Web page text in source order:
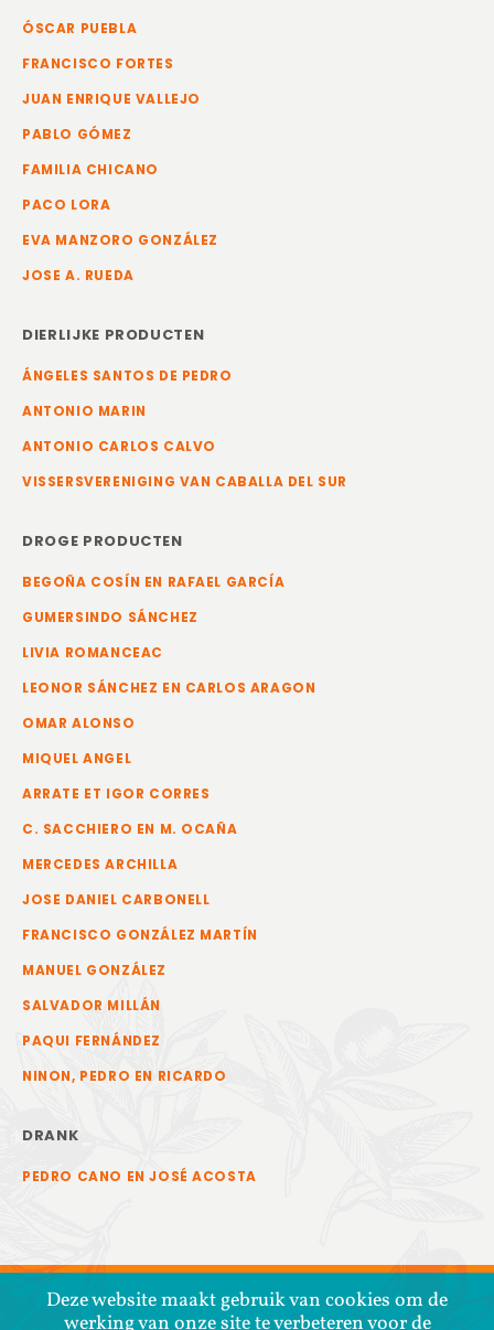
ÓSCAR PUEBLA
FRANCISCO FORTES
JUAN ENRIQUE VALLEJO
PABLO GÓMEZ
FAMILIA CHICANO
PACO LORA
EVA MANZORO GONZÁLEZ
JOSE A. RUEDA
DIERLIJKE PRODUCTEN
ÁNGELES SANTOS DE PEDRO
ANTONIO MARIN
ANTONIO CARLOS CALVO
VISSERSVERENIGING VAN CABALLA DEL SUR
DROGE PRODUCTEN
BEGOÑA COSÍN EN RAFAEL GARCÍA
GUMERSINDO SÁNCHEZ
LIVIA ROMANCEAC
LEONOR SÁNCHEZ EN CARLOS ARAGON
OMAR ALONSO
MIQUEL ANGEL
ARRATE ET IGOR CORRES
C. SACCHIERO EN M. OCAÑA
MERCEDES ARCHILLA
JOSE DANIEL CARBONELL
FRANCISCO GONZÁLEZ MARTÍN
MANUEL GONZÁLEZ
SALVADOR MILLÁN
PAQUI FERNÁNDEZ
NINON, PEDRO EN RICARDO
DRANK
PEDRO CANO EN JOSÉ ACOSTA
Deze website maakt gebruik van cookies om de
werking van onze site te verbeteren voor de